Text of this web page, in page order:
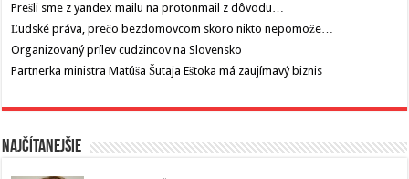
Prešli sme z yandex mailu na protonmail z dôvodu…
Ľudské práva, prečo bezdomovcom skoro nikto nepomože…
Organizovaný prílev cudzincov na Slovensko
Partnerka ministra Matúša Šutaja Eštoka má zaujímavý biznis
Najčítanejšie